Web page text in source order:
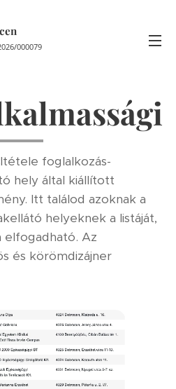
000079
foglalkozás-
hely által kiállított
Itt találod azoknak a
helyeknek a listáját,
elfogadható. Az
és körömdizájner